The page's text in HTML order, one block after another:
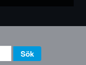
Sök